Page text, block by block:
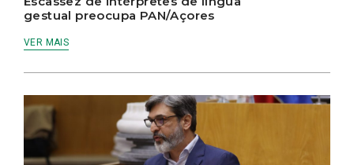
gestual preocupa PAN/Açores
VER MAIS